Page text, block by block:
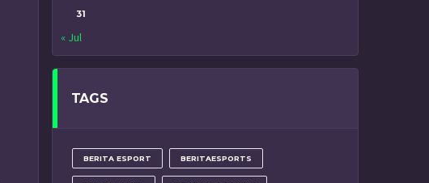
31
« Jul
TAGS
BERITA ESPORT BERITAESPORTS